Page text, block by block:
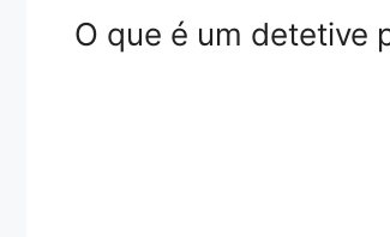
O que é um detetive